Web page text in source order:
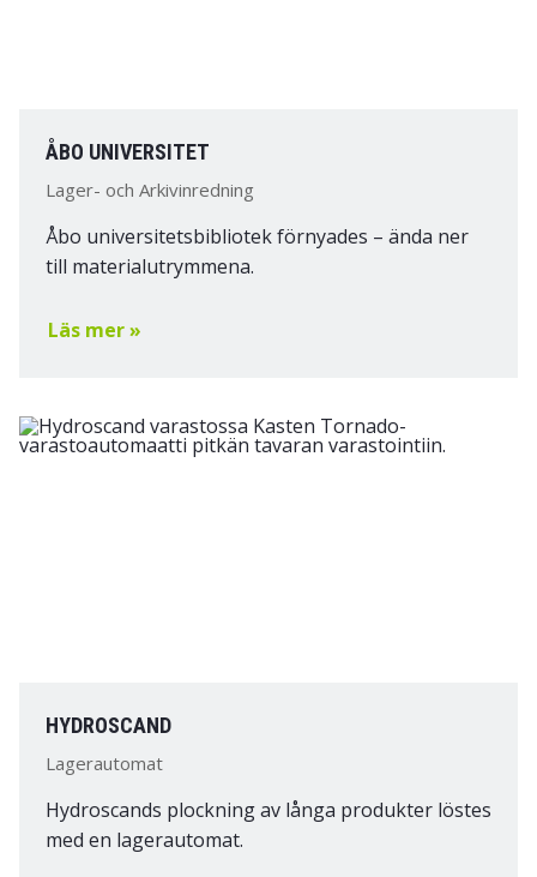
ÅBO UNIVERSITET
Lager- och Arkivinredning
Åbo universitetsbibliotek förnyades – ända ner
till materialutrymmena.
Läs mer »
HYDROSCAND
Lagerautomat
Hydroscands plockning av långa produkter löstes
med en lagerautomat.